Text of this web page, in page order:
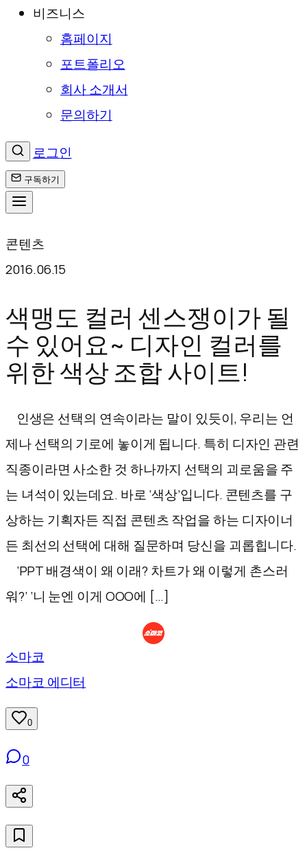
비즈니스
홈페이지
포트폴리오
회사 소개서
문의하기
로그인
구독하기
텐
츠
로
로
가
콘텐츠
2016.06.15
색맹도 컬러 센스쟁이가 될
수 있어요~ 디자인 컬러를
위한 색상 조합 사이트!
인생은 선택의 연속이라는 말이 있듯이, 우리는 언
제나 선택의 기로에 놓이게 됩니다. 특히 디자인 관련
직종이라면 사소한 것 하나까지 선택의 괴로움을 주
는 녀석이 있는데요. 바로 ‘색상’입니다. 콘텐츠를 구
상하는 기획자든 직접 콘텐츠 작업을 하는 디자이너
든 최선의 선택에 대해 질문하며 당신을 괴롭힙니다.
‘PPT 배경색이 왜 이래? 차트가 왜 이렇게 촌스러
워?’ ‘니 눈엔 이게 OOO에 […]
소마코
소마코 에디터
0
0